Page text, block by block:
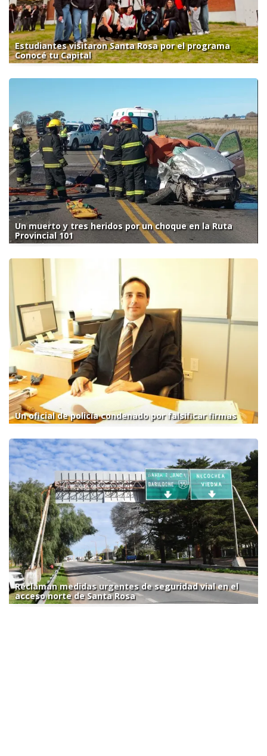
Estudiantes visitaron Santa Rosa por el programa
Conocé tu Capital
Un muerto y tres heridos por un choque en la Ruta
Provincial 101
Un oficial de policía condenado por falsificar firmas
Reclaman medidas urgentes de seguridad vial en el
acceso norte de Santa Rosa